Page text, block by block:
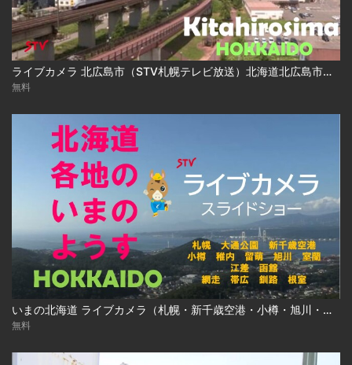
ライブカメラ 北広島市（STV札幌テレビ放送）北海道北広島市／Live Camera Kitahirosima City, Hokkaido
無料
いまの北海道 ライブカメラ（札幌・新千歳空港・小樽・旭川・函館ほか ）
無料